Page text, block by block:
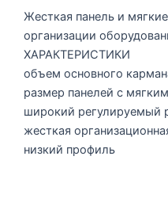
Жесткая панель и
организации
ХАРАКТЕРИСТИКИ
объем основного
размер панелей с
широкий регулируемый
жесткая
низкий профиль